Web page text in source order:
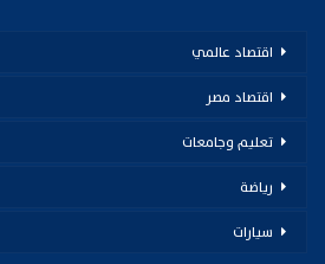
اقتصاد عالمي
اقتصاد مصر
تعليم وجامعات
رياضة
سيارات